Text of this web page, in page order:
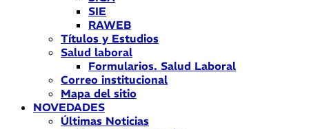
SIE
RAWEB
Títulos y Estudios
Salud laboral
Formularios. Salud Laboral
Correo institucional
Mapa del sitio
NOVEDADES
Últimas Noticias